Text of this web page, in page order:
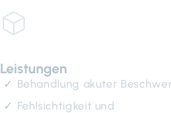
Leistungen
Behandlung akuter
Fehlsichtigkeit und